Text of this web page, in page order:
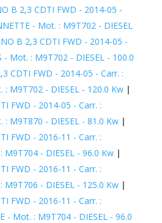
B 2,3 CDTI FWD - 2014-05 -
- Mot. : M9T702 - DIESEL
B 2,3 CDTI FWD - 2014-05 -
- Mot. : M9T702 - DIESEL - 100.0
CDTI FWD - 2014-05 - Carr. :
: M9T702 - DIESEL - 120.0 Kw|
FWD - 2014-05 - Carr. :
: M9T870 - DIESEL - 81.0 Kw|
FWD - 2016-11 - Carr. :
M9T704 - DIESEL - 96.0 Kw|
FWD - 2016-11 - Carr. :
M9T706 - DIESEL - 125.0 Kw|
FWD - 2016-11 - Carr. :
- Mot. : M9T704 - DIESEL - 96.0